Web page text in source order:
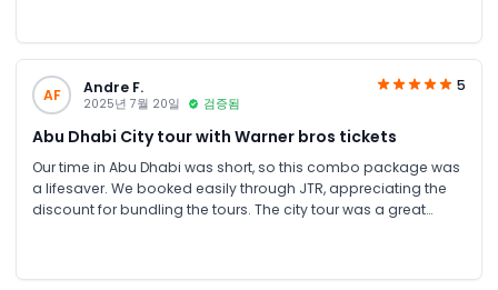
AF Andre F.
2025년 7월 20일 검증됨
5
Abu Dhabi City tour with Warner bros tickets
Our time in Abu Dhabi was short, so this combo package was
a lifesaver. We booked easily through JTR, appreciating the
discount for bundling the tours. The city tour was a great